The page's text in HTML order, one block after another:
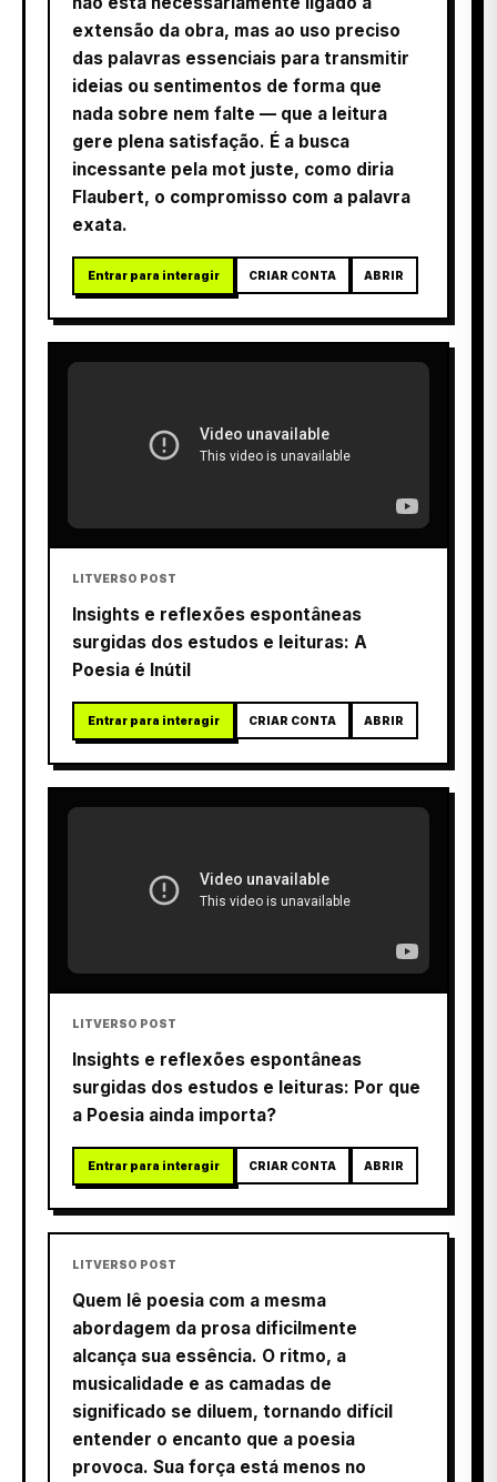
extensão da obra, mas ao uso preciso
das palavras essenciais para transmitir
ideias ou sentimentos de forma que
nada sobre nem falte — que a leitura
gere plena satisfação. É a busca
incessante pela mot juste, como diria
Flaubert, o compromisso com a palavra
exata.
Entrar para interagir CRIAR CONTA ABRIR
LITVERSO POST
Insights e reflexões espontâneas
surgidas dos estudos e leituras: A
Poesia é Inútil
Entrar para interagir CRIAR CONTA ABRIR
LITVERSO POST
Insights e reflexões espontâneas
surgidas dos estudos e leituras: Por que
a Poesia ainda importa?
Entrar para interagir CRIAR CONTA ABRIR
LITVERSO POST
Quem lê poesia com a mesma
abordagem da prosa dificilmente
alcança sua essência. O ritmo, a
musicalidade e as camadas de
significado se diluem, tornando difícil
entender o encanto que a poesia
provoca. Sua força está menos no